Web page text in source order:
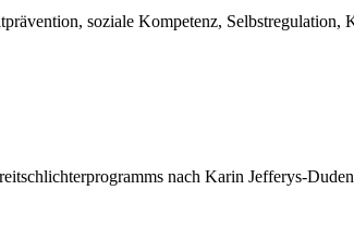
soziale Kompetenz,
nach Karin Jefferys-